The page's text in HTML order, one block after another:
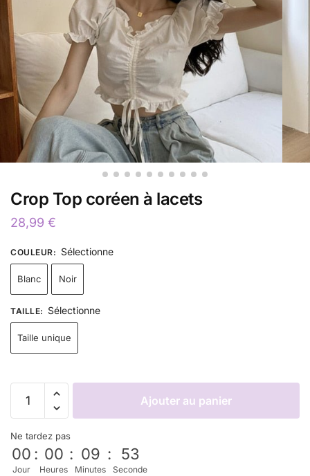
Crop Top coréen à lacets
28,99 €
COULEUR: Sélectionne
Blanc Noir
TAILLE: Sélectionne
Taille unique
Ajouter au panier
Ne tardez pas
00
Jour
: 00
Heures
: 09
Minutes
: 53
Seconde